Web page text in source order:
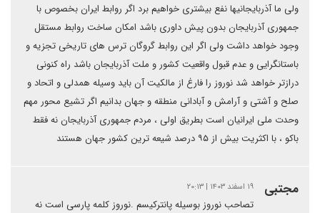
ولی ما آذربایجانیها نفع بیشتری خواهیم برد اگر روابط ایران بخصوص با
جمهوری آذربایجان بدون پیش داوری باشد امکان ساخت روابط مستقل
وجود خواهد داشت ولی اگر این روابط گروگان ترس های تاریخی تجزیه و
باستانگرایی و عدم قبول واقعیت کشور و ملت آذربایجان باشد راه کنونی
درازتر خواهد شد نوروز را فارغ از مالکیت آن باید وسیله همدلی و اتحاد و
صلح و آشتی و آرامش و آبادانی منطقه و جهان بدانیم اگر تشیع محور مهم
وحدت ملی ایرانیان است بطریق اولی ، مردم جمهوری آذربایجان نه فقط
باکو ، با اکثریت بیش از ۹۵ درصد شیعه ترین کشور جهان هستند
مجتبی ۱۹ اسفند ۱۴۰۳ | ۲۰:۱۳
تصاحب نوروز بوسیله پانترکیسم .نوروز کلمه پارسی است نه